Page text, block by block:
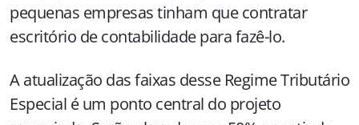
pequenas empresas tinham que contratar
escritório de contabilidade para fazê-lo.
A atualização das faixas desse Regime Tributário
Especial é um ponto central do projeto